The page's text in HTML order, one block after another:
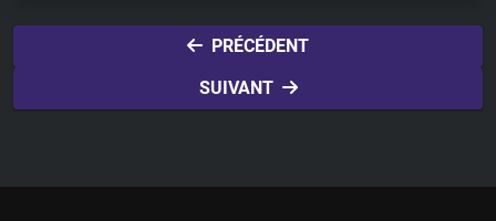
PRÉCÉDENT
SUIVANT